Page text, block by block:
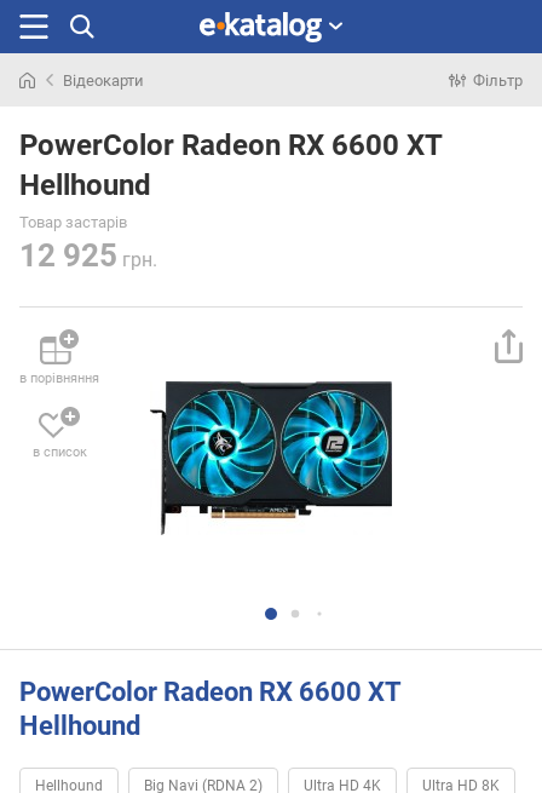
раніше
Відеокарти Фільтр
PowerColor Radeon RX 6600 XT
Hellhound
Товар застарів
12 925 грн.
в порівняння
в список
PowerColor Radeon RX 6600 XT
Hellhound
Hellhound Big Navi (RDNA 2) Ultra HD 4K Ultra HD 8K